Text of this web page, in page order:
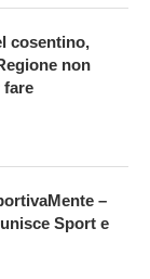
cosentino,
non
fare
–
Sport e